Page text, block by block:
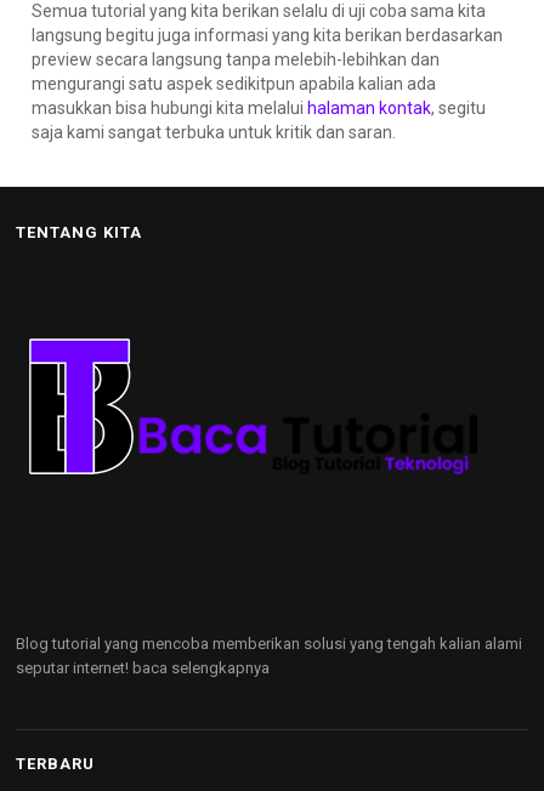
Semua tutorial yang kita berikan selalu di uji coba sama kita
langsung begitu juga informasi yang kita berikan berdasarkan
preview secara langsung tanpa melebih-lebihkan dan
mengurangi satu aspek sedikitpun apabila kalian ada
masukkan bisa hubungi kita melalui halaman kontak, segitu
saja kami sangat terbuka untuk kritik dan saran.
TENTANG KITA
Blog tutorial yang mencoba memberikan solusi yang tengah kalian alami
seputar internet! baca selengkapnya
TERBARU